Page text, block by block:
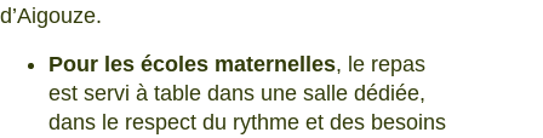
d’Aigouze.
Pour les écoles maternelles, le repas
est servi à table dans une salle dédiée,
dans le respect du rythme et des besoins